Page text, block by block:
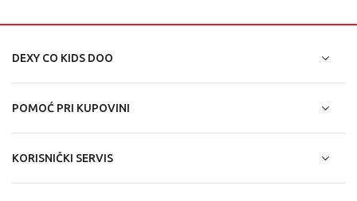
DEXY CO KIDS DOO
POMOĆ PRI KUPOVINI
KORISNIČKI SERVIS